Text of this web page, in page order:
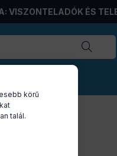
VISZONTELADÓK ÉS
körű
talál.